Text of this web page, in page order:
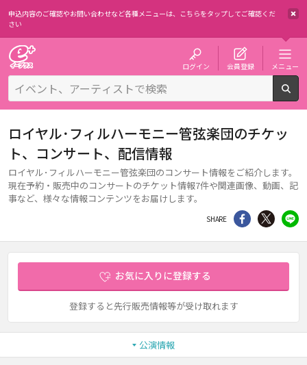
申込内容のご確認やお問い合わせなど各種メニューは、 こちらをタップしてご確認くだ
さい
ログイン 会員登録 メニュー
ロイヤル･フィルハーモニー管弦楽団のチケッ
ト、コンサート、配信情報
ロイヤル･フィルハーモニー管弦楽団のコンサート情報をご紹介します。
現在予約・販売中のコンサートのチケット情報7件や関連画像、動画、記
事など、様々な情報コンテンツをお届けします。
SHARE シェア Twitter
お気に入りに登録する
登録すると先行販売情報等が受け取れます
公演情報